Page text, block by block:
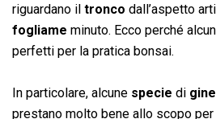
riguardano il tronco dall’aspetto
fogliame minuto. Ecco perché
perfetti per la pratica bonsai.
In particolare, alcune specie di
prestano molto bene allo scopo